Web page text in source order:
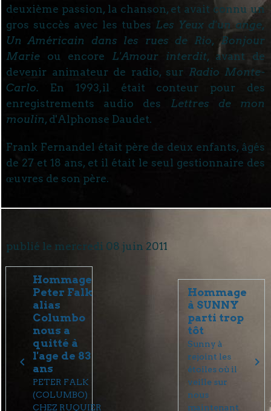
deuxième passion, la chanson, et avait connu un
gros succès avec les tubes Les Yeux d'un ange,
Un Américain dans les rues de Rio, Bonjour
Marie ou encore L'Amour interdit, avant de
devenir animateur de radio, sur Radio Monte-
Carlo. En 1993,il était conteur pour des
enregistrements audio des
Lettres de mon
moulin, d'Alphonse Daudet.
Frank Fernandel était père de deux enfants, âgés
de 27 et 18 ans, et il était le seul gestionnaire des
œuvres de son père.
publié le mercredi 08 juin 2011
Hommage
Peter Falk
alias
Columbo
nous a
quitté à
l'age de 83
ans
PETER FALK
(COLUMBO)
CHEZ RUQUIER
Hommage
à SUNNY
parti trop
tôt
Sunny à
rejoint les
étoiles où il
veille sur
nous
maintenant